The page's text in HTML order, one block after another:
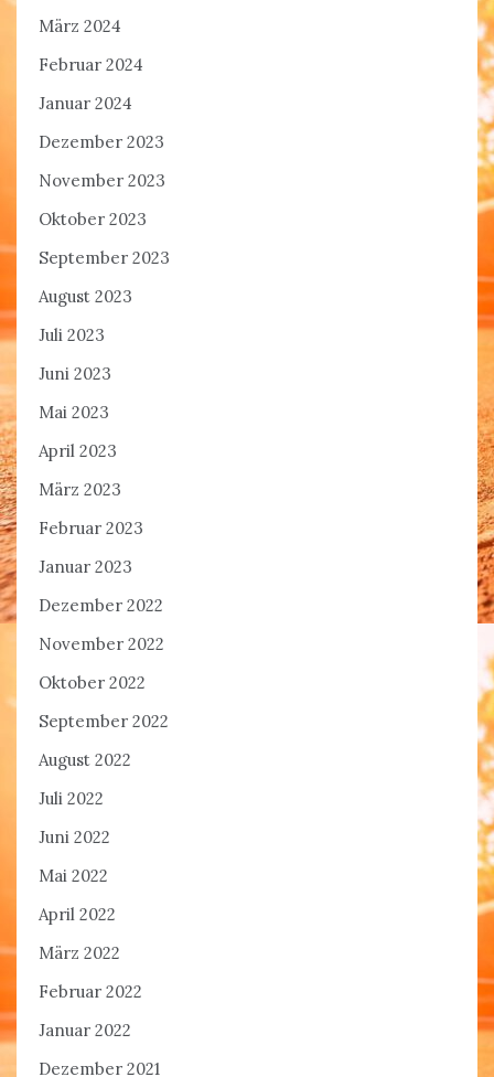
März 2024
Februar 2024
Januar 2024
Dezember 2023
November 2023
Oktober 2023
September 2023
August 2023
Juli 2023
Juni 2023
Mai 2023
April 2023
März 2023
Februar 2023
Januar 2023
Dezember 2022
November 2022
Oktober 2022
September 2022
August 2022
Juli 2022
Juni 2022
Mai 2022
April 2022
März 2022
Februar 2022
Januar 2022
Dezember 2021